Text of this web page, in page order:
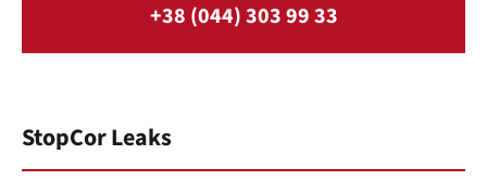
+38 (044) 303 99 33
StopCor Leaks